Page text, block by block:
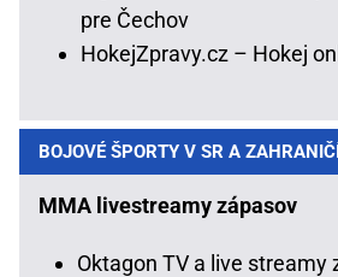
pre Čechov
HokejZpravy.cz – Hokej
BOJOVÉ ŠPORTY V SR A
MMA livestreamy zápasov
Oktagon TV a live streamy